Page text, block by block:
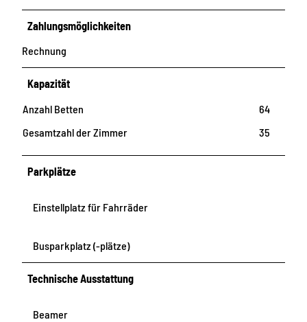
Zahlungsmöglichkeiten
Rechnung
Kapazität
Anzahl Betten
64
Gesamtzahl der Zimmer
35
Parkplätze
Einstellplatz für Fahrräder
Busparkplatz (-plätze)
Technische Ausstattung
Beamer